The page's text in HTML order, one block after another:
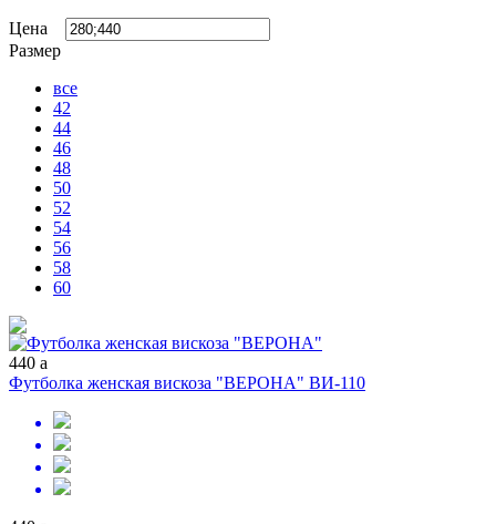
Цена
Размер
все
42
44
46
48
50
52
54
56
58
60
440 a
Футболка женская вискоза "ВЕРОНА" ВИ-110